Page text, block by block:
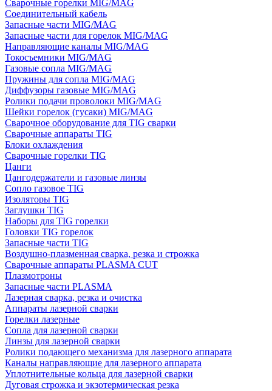
Сварочные горелки MIG/MAG
Соединительный кабель
Запасные части MIG/MAG
Запасные части для горелок MIG/MAG
Направляющие каналы MIG/MAG
Токосъемники MIG/MAG
Газовые сопла MIG/MAG
Пружины для сопла MIG/MAG
Диффузоры газовые MIG/MAG
Ролики подачи проволоки MIG/MAG
Шейки горелок (гусаки) MIG/MAG
Сварочное оборудование для TIG сварки
Сварочные аппараты TIG
Блоки охлаждения
Сварочные горелки TIG
Цанги
Цангодержатели и газовые линзы
Сопло газовое TIG
Изоляторы TIG
Заглушки TIG
Наборы для TIG горелки
Головки TIG горелок
Запасные части TIG
Воздушно-плазменная сварка, резка и строжка
Сварочные аппараты PLASMA CUT
Плазмотроны
Запасные части PLASMA
Лазерная сварка, резка и очистка
Аппараты лазерной сварки
Горелки лазерные
Сопла для лазерной сварки
Линзы для лазерной сварки
Ролики подающего механизма для лазерного аппарата
Каналы направляющие для лазерного аппарата
Уплотнительные кольца для лазерной сварки
Дуговая строжка и экзотермическая резка